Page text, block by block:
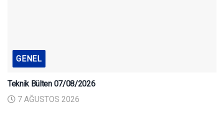
GENEL
Teknik Bülten 07/08/2026
7 AĞUSTOS 2026